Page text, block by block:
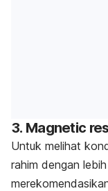
3. Magnetic
Untuk melihat
rahim dengan